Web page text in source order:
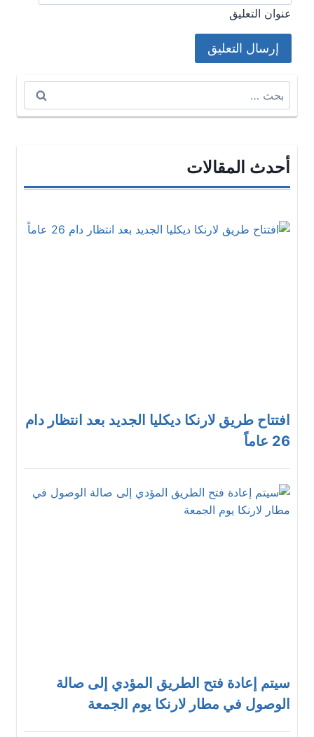
عنوان التعليق
عن:
أحدث المقالات
افتتاح طريق لارنكا ديكليا الجديد بعد انتظار دام
26 عاماً
سيتم إعادة فتح الطريق المؤدي إلى صالة
الوصول في مطار لارنكا يوم الجمعة